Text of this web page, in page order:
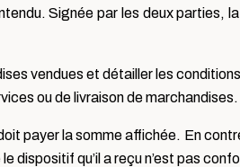
Signée par les deux parties,
vendues et détailler les
ou de livraison de marchandises.
payer la somme affichée. En
dispositif qu’il a reçu n’est pas